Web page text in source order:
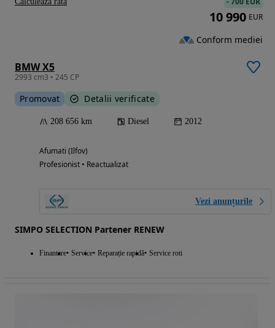
BMW X5
2993 cm3 • 245 CP
Promovat Detalii verificate
208 656 km Diesel 2012
Afumati (Ilfov)
Profesionist • Reactualizat
Vezi anunțurile
SIMPO SELECTION Partener RENEW
Finantare Service Reparație rapidă Service roti
10 990 EUR
Conform mediei